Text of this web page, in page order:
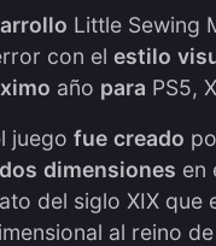
Little Sewing
con elestilo
año para PS5,
juegofue creado
dos dimensiones en
del siglo XIX que
al reino